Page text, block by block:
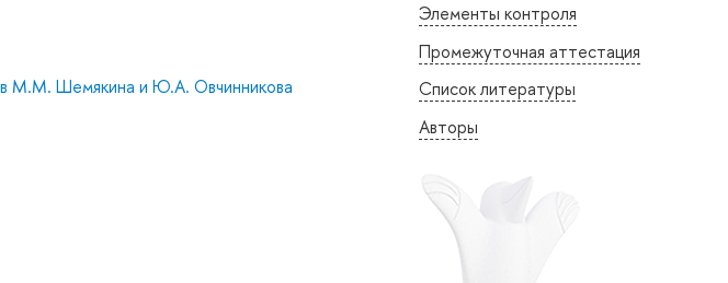
Элементы контроля
Промежуточная аттестация
Список литературы
Авторы
М.М. Шемякина и Ю.А. Овчинникова